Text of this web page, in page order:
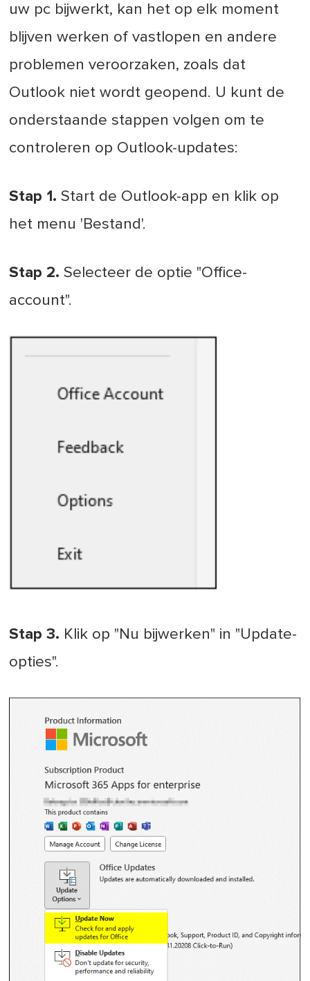
uw pc bijwerkt, kan het op elk moment
blijven werken of vastlopen en andere
problemen veroorzaken, zoals dat
Outlook niet wordt geopend. U kunt de
onderstaande stappen volgen om te
controleren op Outlook-updates:
Stap 1. Start de Outlook-app en klik op
het menu 'Bestand'.
Stap 2. Selecteer de optie "Office-
account".
Stap 3. Klik op "Nu bijwerken" in "Update-
opties".